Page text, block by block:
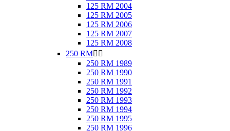
125 RM 2004
125 RM 2005
125 RM 2006
125 RM 2007
125 RM 2008
250 RM 
250 RM 1989
250 RM 1990
250 RM 1991
250 RM 1992
250 RM 1993
250 RM 1994
250 RM 1995
250 RM 1996